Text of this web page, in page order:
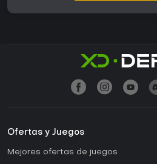
Ofertas y Juegos
Mejores ofertas de juegos